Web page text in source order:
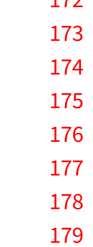
173
174
175
176
177
178
179